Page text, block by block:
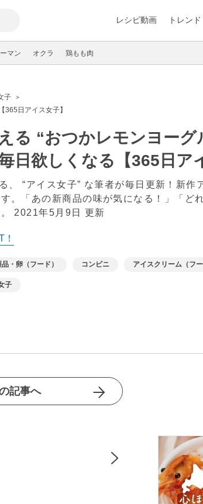
レシピ動画 トレンド
マン オクラ 鶏もも肉
子
365日アイス女子】
る “おつかレモンヨーグ
日欲しくなる【365日ア
、 “アイス女子” な筆者が毎日更新！新作
。「あの新商品の味が気になる！」「ど
2021年5月9日 更新
・卵（フード） コンビニ アイスクリーム（フー
子
記事へ